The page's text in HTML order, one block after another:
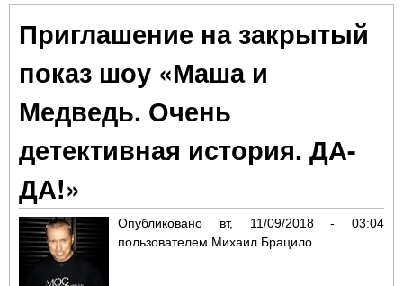
Приглашение на закрытый
показ шоу «Маша и
Медведь. Очень
детективная история. ДА-
ДА!»
Опубликовано вт, 11/09/2018 - 03:04
пользователем Михаил Брацило